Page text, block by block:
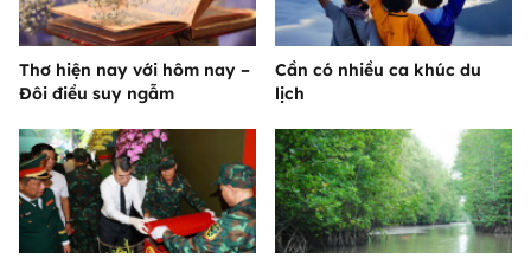
Thơ hiện nay với hôm nay –
Đôi điều suy ngẫm
Cần có nhiều ca khúc du
lịch